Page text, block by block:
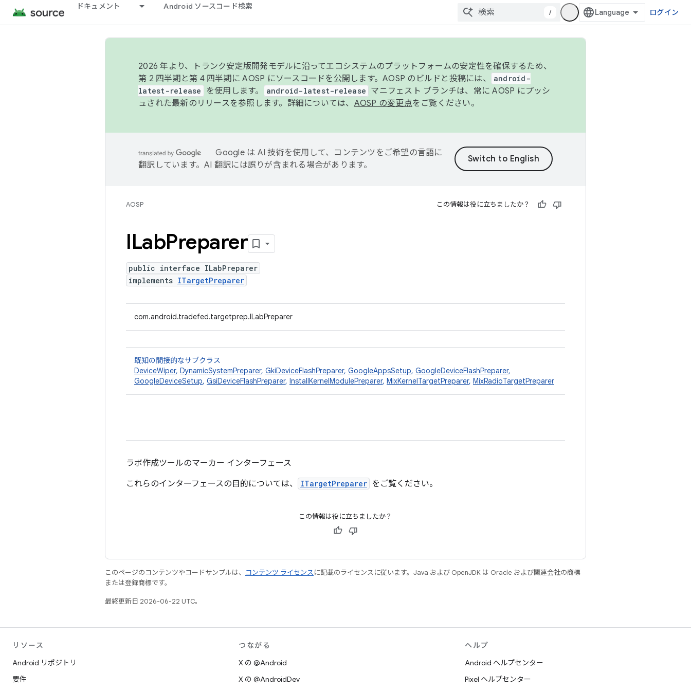
ドキュメント Android ソースコード検索
/ ログイン
2026 年より、トランク安定版開発モデルに沿ってエコシステムのプラットフォームの安定性を確保するため、
第 2 四半期と第 4 四半期に AOSP にソースコードを公開します。AOSP のビルドと投稿には、
android-
latest-release
を使用します。 android-latest-release マニフェスト ブランチは、常に AOSP にプッシ
ュされた最新のリリースを参照します。詳細については、 AOSP の変更点をご覧ください。
Google は AI 技術を使用して、コンテンツをご希望の言語に
翻訳しています。AI 翻訳には誤りが含まれる場合があります。
AOSP この情報は役に立ちましたか？
ILabPreparer
public interface ILabPreparer
implements ITargetPreparer
com.android.tradefed.targetprep.ILabPreparer
既知の間接的なサブクラス
DeviceWiper, DynamicSystemPreparer, GkiDeviceFlashPreparer, GoogleAppsSetup, GoogleDeviceFlashPreparer,
GoogleDeviceSetup, GsiDeviceFlashPreparer, InstallKernelModulePreparer, MixKernelTargetPreparer, MixRadioTargetPreparer
ラボ作成ツールのマーカー インターフェース
これらのインターフェースの目的については、
ITargetPreparer をご覧ください。
この情報は役に立ちましたか？
このページのコンテンツやコードサンプルは、 コンテンツ ライセンスに記載のライセンスに従います。Java および OpenJDK は Oracle および関連会社の商標
または登録商標です。
最終更新日 2026-06-22 UTC。
リソース
Android リポジトリ
要件
つながる
X の @Android
X の @AndroidDev
ヘルプ
Android ヘルプセンター
Pixel ヘルプセンター